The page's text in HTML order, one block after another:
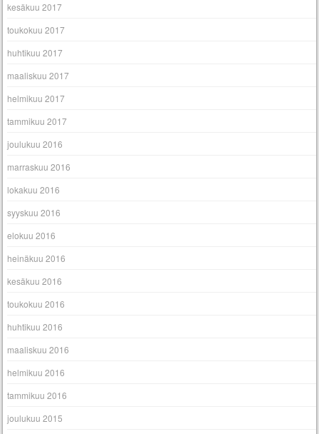
kesäkuu 2017
toukokuu 2017
huhtikuu 2017
maaliskuu 2017
helmikuu 2017
tammikuu 2017
joulukuu 2016
marraskuu 2016
lokakuu 2016
syyskuu 2016
elokuu 2016
heinäkuu 2016
kesäkuu 2016
toukokuu 2016
huhtikuu 2016
maaliskuu 2016
helmikuu 2016
tammikuu 2016
joulukuu 2015